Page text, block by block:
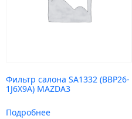
Фильтр салона SA1332 (BBP26-
1J6X9A) MAZDA3
Подробнее